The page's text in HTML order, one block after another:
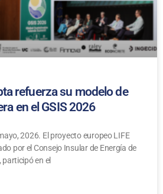
refuerza su modelo de
en el GSIS 2026
2026. El proyecto europeo LIFE
por el Consejo Insular de Energía de
participó en el